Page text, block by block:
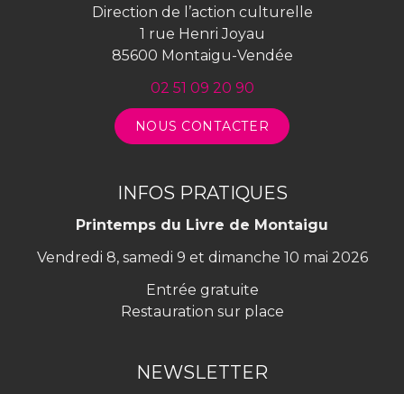
Direction de l’action culturelle
1 rue Henri Joyau
85600 Montaigu-Vendée
02 51 09 20 90
NOUS CONTACTER
INFOS PRATIQUES
Printemps du Livre de Montaigu
Vendredi 8, samedi 9 et dimanche 10 mai 2026
Entrée gratuite
Restauration sur place
NEWSLETTER